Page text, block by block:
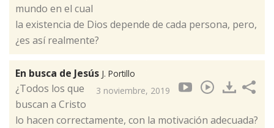
mundo en el cual
la existencia de Dios depende de cada persona, pero,
¿es así realmente?
En busca de Jesús J. Portillo
3 noviembre, 2019
¿Todos los que
buscan a Cristo
lo hacen correctamente, con la motivación adecuada?